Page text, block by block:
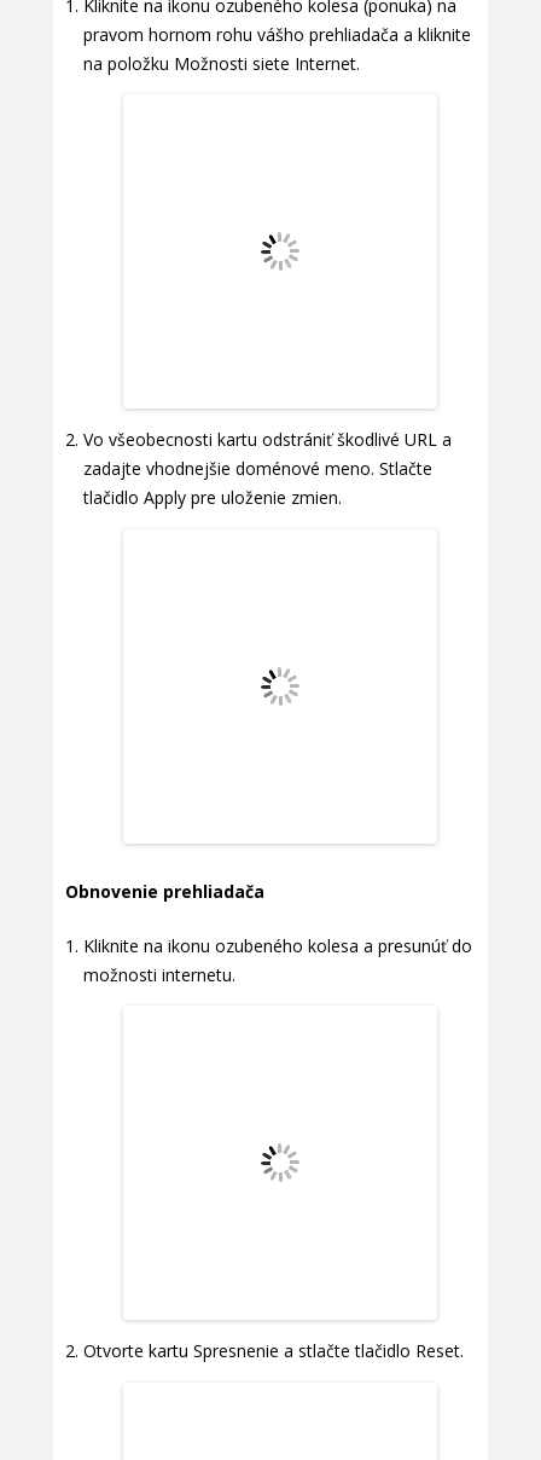
Kliknite na ikonu ozubeného kolesa (ponuka) na
pravom hornom rohu vášho prehliadača a kliknite
na položku Možnosti siete Internet.
Vo všeobecnosti kartu odstrániť škodlivé URL a
zadajte vhodnejšie doménové meno. Stlačte
tlačidlo Apply pre uloženie zmien.
Obnovenie prehliadača
Kliknite na ikonu ozubeného kolesa a presunúť do
možnosti internetu.
Otvorte kartu Spresnenie a stlačte tlačidlo Reset.